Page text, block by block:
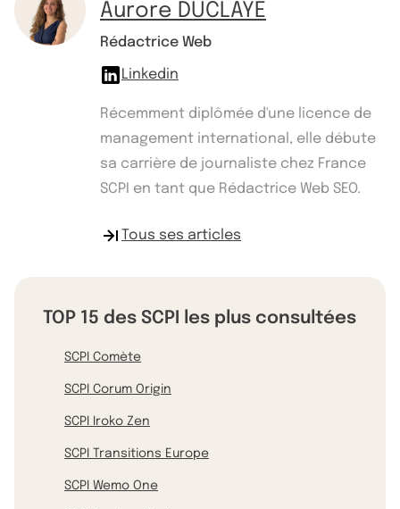
Aurore DUCLAYE
Rédactrice Web
Linkedin
Récemment diplômée d'une licence de
management international, elle débute
sa carrière de journaliste chez France
SCPI en tant que Rédactrice Web SEO.
Tous ses articles
TOP 15 des SCPI les plus consultées
SCPI Comète
SCPI Corum Origin
SCPI Iroko Zen
SCPI Transitions Europe
SCPI Wemo One